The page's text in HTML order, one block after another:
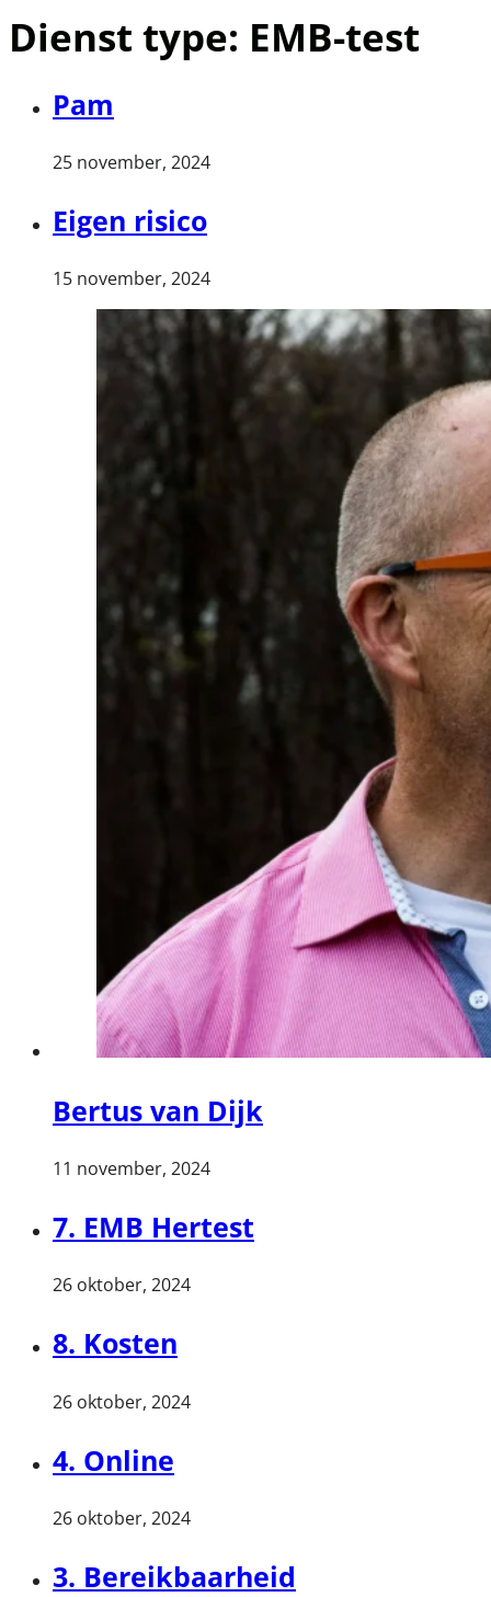
Dienst type: EMB-test
Pam
25 november, 2024
Eigen risico
15 november, 2024
Bertus van Dijk
11 november, 2024
7. EMB Hertest
26 oktober, 2024
8. Kosten
26 oktober, 2024
4. Online
26 oktober, 2024
3. Bereikbaarheid